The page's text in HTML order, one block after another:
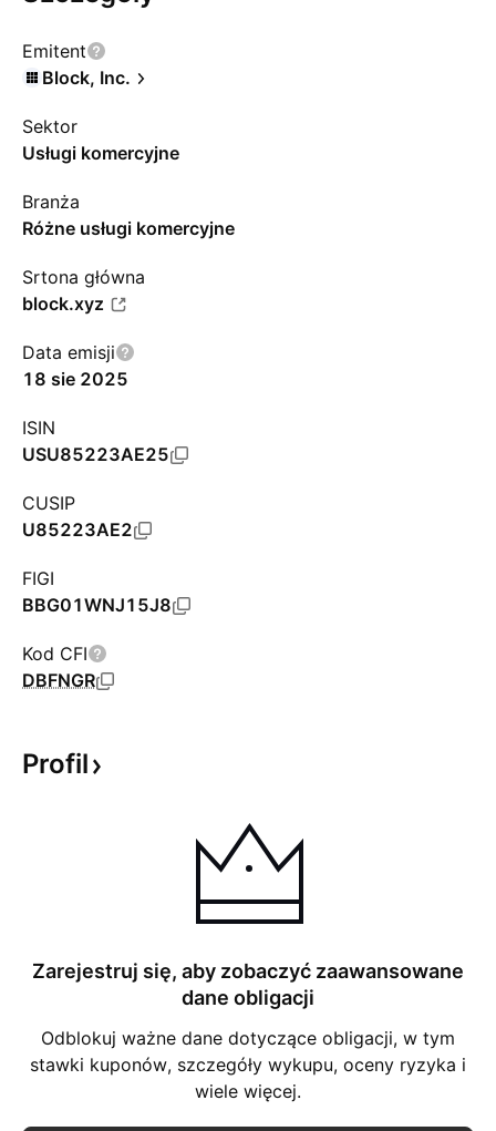
Emitent
Block, Inc.
Sektor
Usługi komercyjne
Branża
Różne usługi komercyjne
Srtona główna
block.xyz
Data emisji
18 sie 2025
ISIN
USU85223AE25
CUSIP
U85223AE2
FIGI
BBG01WNJ15J8
Kod CFI
DBFNGR
Profil
Zarejestruj się, aby zobaczyć zaawansowane
dane obligacji
Odblokuj ważne dane dotyczące obligacji, w tym
stawki kuponów, szczegóły wykupu, oceny ryzyka i
wiele więcej.